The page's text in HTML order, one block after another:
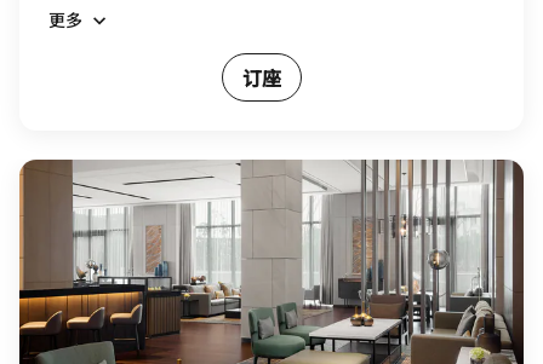
更多
订座